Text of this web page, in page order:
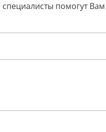
помогут